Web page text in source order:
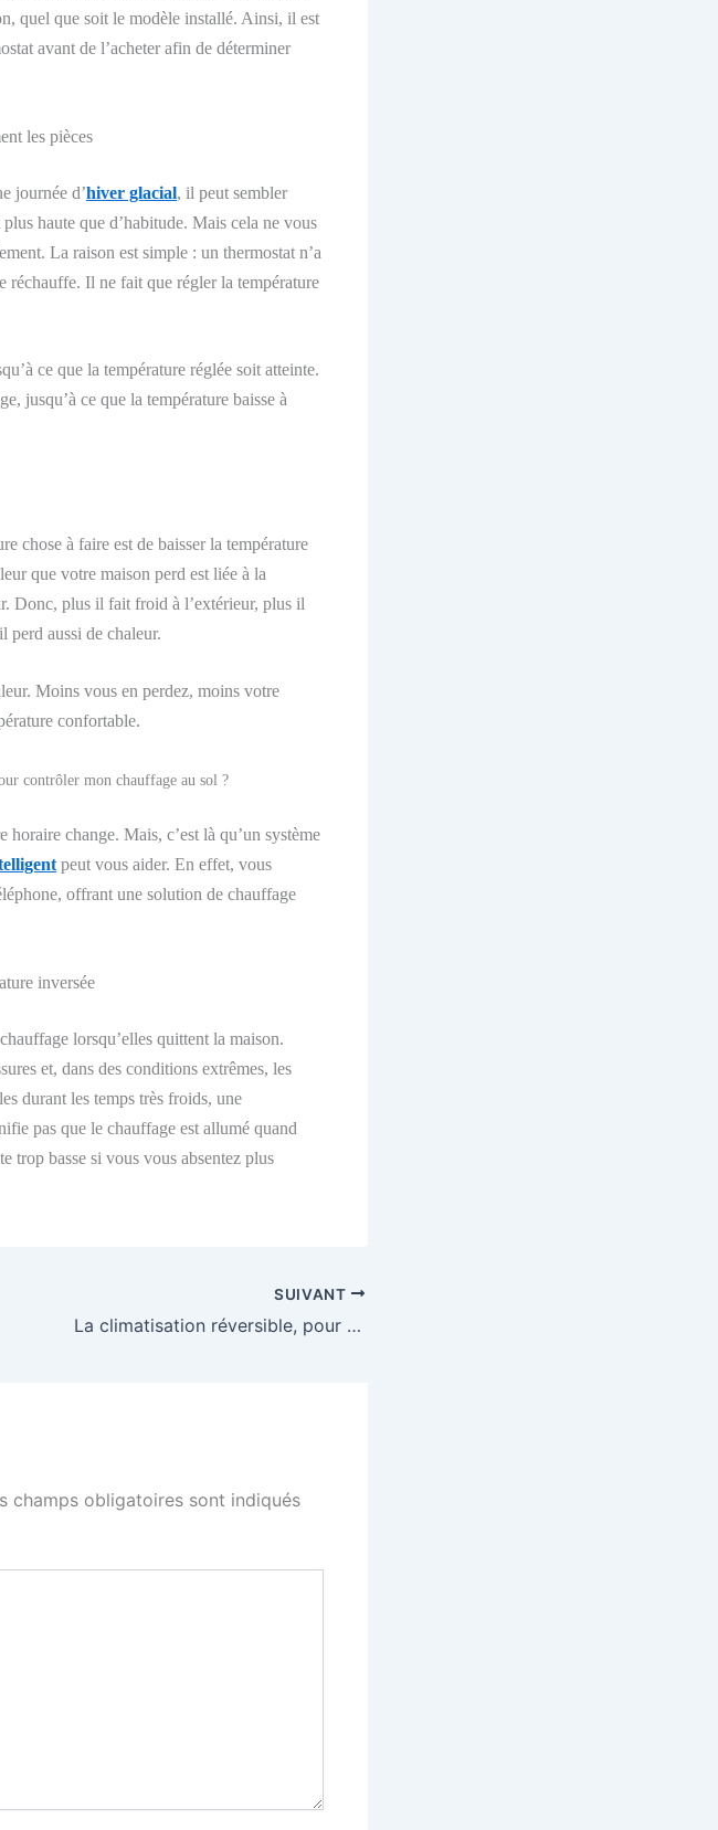
quel que soit le modèle installé. Ainsi, il est
avant de l’acheter afin de déterminer
les pièces
journée d’hiver glacial, il peut sembler
haute que d’habitude. Mais cela ne vous
La raison est simple : un thermostat n’a
réchauffe. Il ne fait que régler la température
ce que la température réglée soit atteinte.
jusqu’à ce que la température baisse à
chose à faire est de baisser la température
que votre maison perd est liée à la
Donc, plus il fait froid à l’extérieur, plus il
perd aussi de chaleur.
Moins vous en perdez, moins votre
confortable.
contrôler mon chauffage au sol ?
horaire change. Mais, c’est là qu’un système
peut vous aider. En effet, vous
offrant une solution de chauffage
inversée
lorsqu’elles quittent la maison.
et, dans des conditions extrêmes, les
durant les temps très froids, une
pas que le chauffage est allumé quand
trop basse si vous vous absentez plus
SUIVANT
La climatisation réversible, pour trouver le confort en toute saison
champs obligatoires sont indiqués